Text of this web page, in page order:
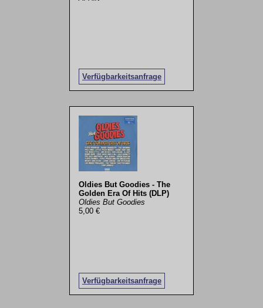
Verfügbarkeitsanfrage
Oldies But Goodies - The
Golden Era Of Hits (DLP)
Oldies But Goodies
5,00 €
Verfügbarkeitsanfrage